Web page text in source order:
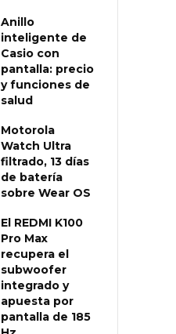
Anillo
inteligente de
Casio con
pantalla: precio
y funciones de
salud
Motorola
Watch Ultra
filtrado, 13 días
de batería
sobre Wear OS
El REDMI K100
Pro Max
recupera el
subwoofer
integrado y
apuesta por
pantalla de 185